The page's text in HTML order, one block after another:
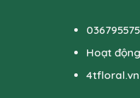
Hoạt
4tfloral.vn